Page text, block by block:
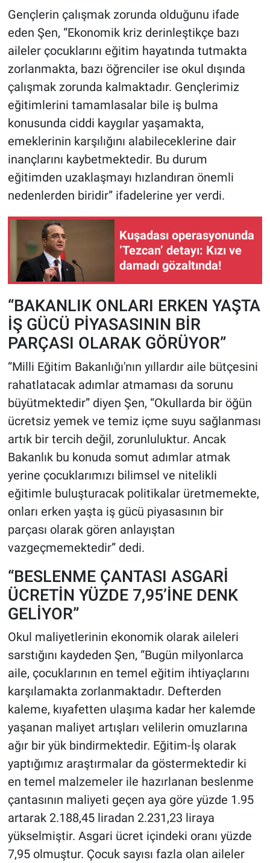
Gençlerin çalışmak zorunda olduğunu ifade
eden Şen, “Ekonomik kriz derinleştikçe bazı
aileler çocuklarını eğitim hayatında tutmakta
zorlanmakta, bazı öğrenciler ise okul dışında
çalışmak zorunda kalmaktadır. Gençlerimiz
eğitimlerini tamamlasalar bile iş bulma
konusunda ciddi kaygılar yaşamakta,
emeklerinin karşılığını alabileceklerine dair
inançlarını kaybetmektedir. Bu durum
eğitimden uzaklaşmayı hızlandıran önemli
nedenlerden biridir” ifadelerine yer verdi.
Kuşadası operasyonunda
‘Tezcan’ detayı: Kızı ve
damadı gözaltında!
“BAKANLIK ONLARI ERKEN YAŞTA
İŞ GÜCÜ PİYASASININ BİR
PARÇASI OLARAK GÖRÜYOR”
“Milli Eğitim Bakanlığı'nın yıllardır aile bütçesini
rahatlatacak adımlar atmaması da sorunu
büyütmektedir” diyen Şen, “Okullarda bir öğün
ücretsiz yemek ve temiz içme suyu sağlanması
artık bir tercih değil, zorunluluktur. Ancak
Bakanlık bu konuda somut adımlar atmak
yerine çocuklarımızı bilimsel ve nitelikli
eğitimle buluşturacak politikalar üretmemekte,
onları erken yaşta iş gücü piyasasının bir
parçası olarak gören anlayıştan
vazgeçmemektedir” dedi.
“BESLENME ÇANTASI ASGARİ
ÜCRETİN YÜZDE 7,95’İNE DENK
GELİYOR”
Okul maliyetlerinin ekonomik olarak aileleri
sarstığını kaydeden Şen, “Bugün milyonlarca
aile, çocuklarının en temel eğitim ihtiyaçlarını
karşılamakta zorlanmaktadır. Defterden
kaleme, kıyafetten ulaşıma kadar her kalemde
yaşanan maliyet artışları velilerin omuzlarına
ağır bir yük bindirmektedir. Eğitim-İş olarak
yaptığımız araştırmalar da göstermektedir ki
en temel malzemeler ile hazırlanan beslenme
çantasının maliyeti geçen aya göre yüzde 1.95
artarak 2.188,45 liradan 2.231,23 liraya
yükselmiştir. Asgari ücret içindeki oranı yüzde
7,95 olmuştur. Çocuk sayısı fazla olan aileler